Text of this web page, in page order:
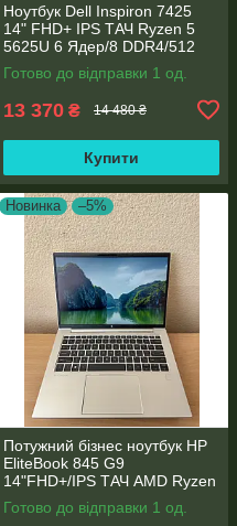
Ноутбук Dell Inspiron 7425
14" FHD+ IPS TАЧ Ryzen 5
5625U 6 Ядер/8 DDR4/512
SSD M.2/Radeon RX Vega
7/Type-C PD
Готово до відправки 1 од.
13 370 ₴ 14 480 ₴
Купити
Новинка –5%
Потужний бізнес ноутбук HP
EliteBook 845 G9
14"FHD+/IPS ТАЧ AMD Ryzen
5 6600U 6 ядер/16 DDR5/512
SSD NVME/AMD Radeon
Готово до відправки 1 од.